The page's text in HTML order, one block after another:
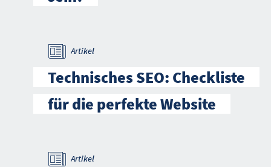
Artikel
Technisches SEO: Checkliste
für die perfekte Website
Artikel